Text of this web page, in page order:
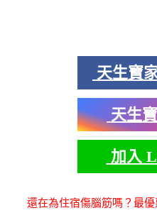
天生寶
天生
加入
還在為住宿傷腦筋嗎？最